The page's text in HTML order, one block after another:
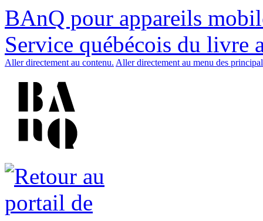
BAnQ pour appareils
Service québécois du livre
Aller directement au contenu. Aller directement au menu des